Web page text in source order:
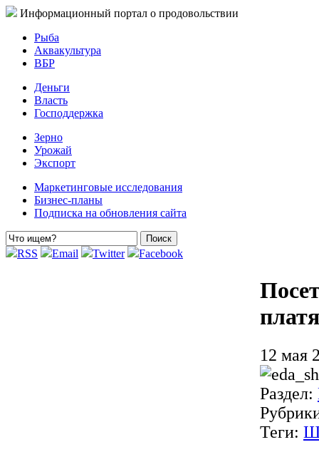
Информационный портал о продовольствии
Рыба
Аквакультура
ВБР
Деньги
Власть
Господдержка
Зерно
Урожай
Экспорт
Маркетинговые исследования
Бизнес-планы
Подписка на обновления сайта
RSS Email Twitter Facebook
12 мая
Раздел:
Теги: